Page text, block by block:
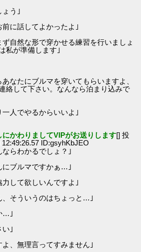
ょう｣
に話してよかったよ｣
自然な形で穿かせる練習を行いましょ
私が準備します｣
なたにブルマを穿いてもらいますよ、
絡して下さい。なんなら泊まり込みで
人でやるからいいよ｣
にかわりましてVIPがお送りします[] 投
ID:gsyhKbJEO
らわかるでしょ？｣
にブルマですかぁ…｣
して欲しいんですよ｣
、そういうのはちょっと…｣
…｣
い｣
、無理言ってすみません｣